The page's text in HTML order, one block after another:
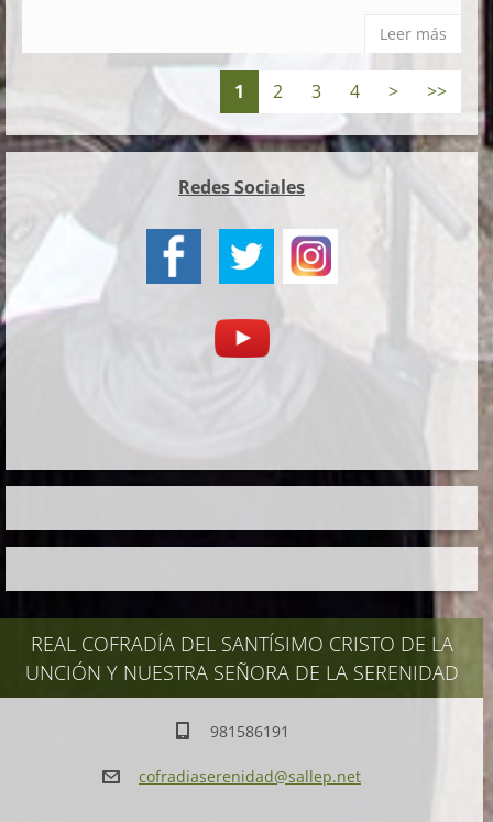
Leer más
1 2 3 4 > >>
Redes Sociales
REAL COFRADÍA DEL SANTÍSIMO CRISTO DE LA
UNCIÓN Y NUESTRA SEÑORA DE LA SERENIDAD
981586191
cofradiaserenidad@sallep.net